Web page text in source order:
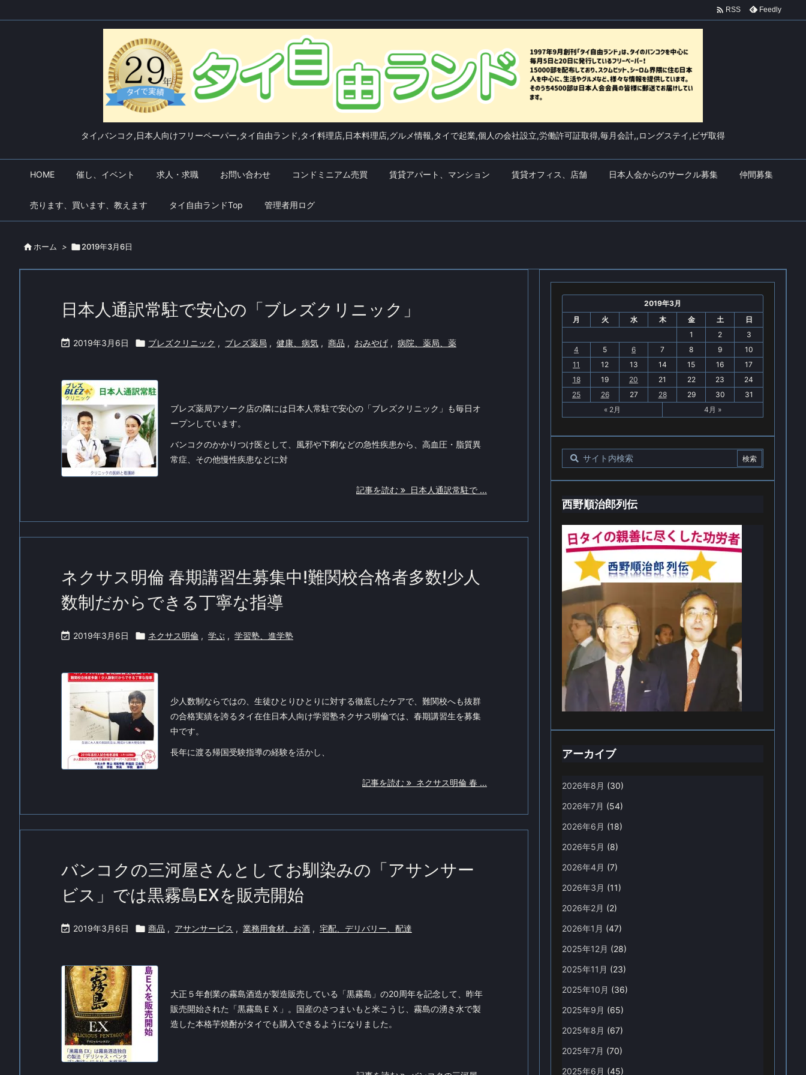
タイ,バンコク,日本人向けフリーペーパー,タイ自由ランド,タイ料理店,日本料理店,グルメ情報,タイで起業,個人の会社設立,労働許可証取得,毎月会計,,ロングステイ,ビザ取得
HOME 催し、イベント 求人・求職 お問い合わせ コンドミニアム売買 賃貸アパート、マンション 賃貸オフィス、店舗 日本人会からのサークル募集 仲間募集
売ります、買います、教えます タイ自由ランドTop 管理者用ログ
 RSS Feedly
 ホーム > 2019年3月6日
日本人通訳常駐で安心の「ブレズクリニック」
 2019年3月6日  ブレズクリニック , ブレズ薬局 , 健康、病気 , 商品 , おみやげ , 病院、薬局、薬
ブレズ薬局アソーク店の隣には日本人常駐で安心の「ブレズクリニック」も毎日オ
ープンしています。
バンコクのかかりつけ医として、風邪や下痢などの急性疾患から、高血圧・脂質異
常症、その他慢性疾患などに対
記事を読む 日本人通訳常駐で ...
ネクサス明倫 春期講習生募集中!難関校合格者多数!少人
数制だからできる丁寧な指導
 2019年3月6日  ネクサス明倫 , 学ぶ , 学習塾、進学塾
少人数制ならではの、生徒ひとりひとりに対する徹底したケアで、難関校へも抜群
の合格実績を誇るタイ在住日本人向け学習塾ネクサス明倫では、春期講習生を募集
中です。
長年に渡る帰国受験指導の経験を活かし、
記事を読む ネクサス明倫 春 ...
バンコクの三河屋さんとしてお馴染みの「アサンサー
ビス」では黒霧島EXを販売開始
 2019年3月6日  商品 , アサンサービス , 業務用食材、お酒 , 宅配、デリバリー、配達
大正５年創業の霧島酒造が製造販売している「黒霧島」の20周年を記念して、昨年
販売開始された「黒霧島ＥＸ」。国産のさつまいもと米こうじ、霧島の湧き水で製
造した本格芋焼酎がタイでも購入できるようになりました。
2019年3月
月
火 水 木 金 土
日
1
2
3
4
5 6 7 8 9
10
11
12 13 14 15 16
17
18
19 20 21 22 23
24
25
26 27 28 29 30
31
« 2月
4月 »
西野順治郎列伝
アーカイブ
2026年8月 (30)
2026年7月 (54)
2026年6月 (18)
2026年5月 (8)
2026年4月 (7)
2026年3月 (11)
2026年2月 (2)
2026年1月 (47)
2025年12月 (28)
2025年11月 (23)
2025年10月 (36)
2025年9月 (65)
2025年8月 (67)
2025年7月 (70)
2025年6月 (45)